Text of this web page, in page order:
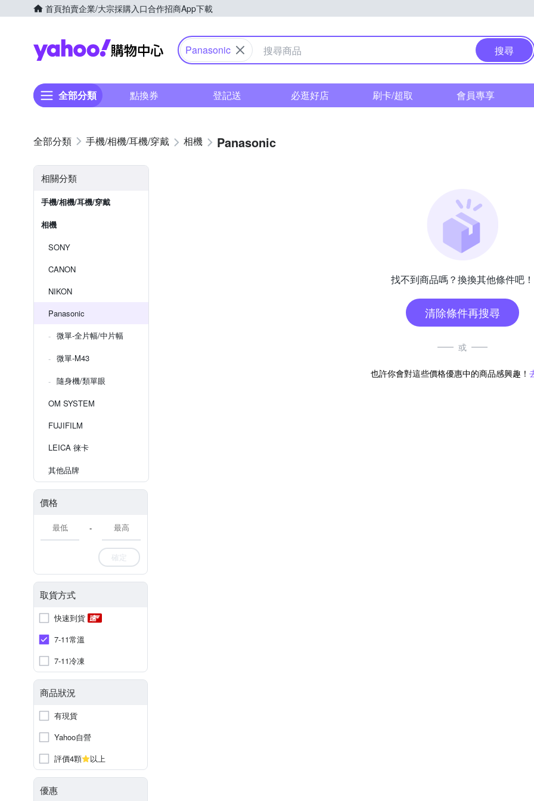
首頁拍賣企業/大宗採購入口合作招商App下載
Yahoo購物中心
Panasonic 搜尋
全部分類 點換券 登記送 必逛好店 刷卡/超取 會員專享
手機/相機/耳機/穿戴 相機 Panasonic
相關分類
手機/相機/耳機/穿戴
相機
SONY
CANON
NIKON
Panasonic
微單-全片幅/中片幅
微單-M43
隨身機/類單眼
OM SYSTEM
FUJIFILM
LEICA 徠卡
其他品牌
價格
-
確定
取貨方式
快速到貨
7-11常溫
7-11冷凍
商品狀況
有現貨
Yahoo自營
評價4顆
以上
優惠
找不到商品嗎？換換其他條件吧！
清除條件再搜尋
或
也許你會對這些價格優惠中的商品感興趣！